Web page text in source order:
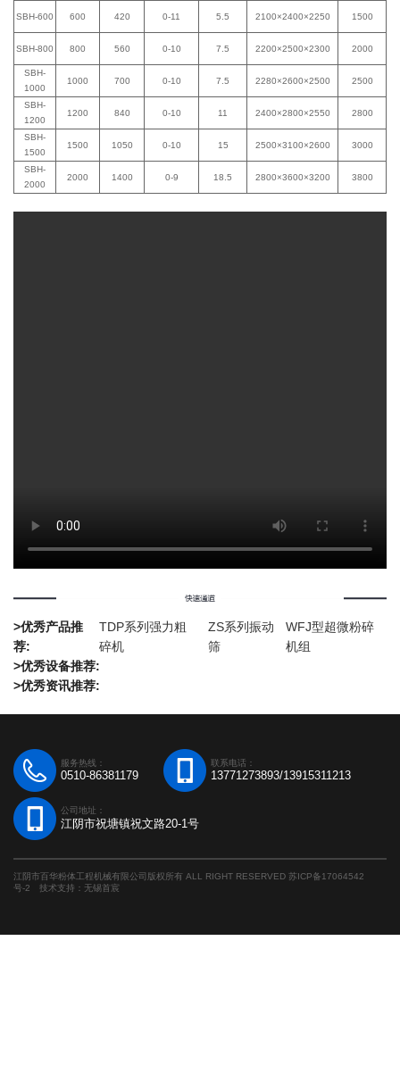
SBH-600 600 420 0-11 5.5 2100×2400×2250 1500
SBH-800 800 560 0-10 7.5 2200×2500×2300 2000
SBH-
1000
1000 700 0-10 7.5 2280×2600×2500 2500
SBH-
1200
1200 840 0-10 11 2400×2800×2550 2800
SBH-
1500
1500 1050 0-10 15 2500×3100×2600 3000
SBH-
2000
2000 1400 0-9 18.5 2800×3600×3200 3800
>优秀产品推
荐:
TDP系列强力粗
碎机
ZS系列振动
筛
WFJ型超微粉碎
机组
>优秀设备推荐:
>优秀资讯推荐:
服务热线：
0510-86381179
联系电话：
13771273893/13915311213
公司地址：
江阴市祝塘镇祝文路20-1号
江阴市百华粉体工程机械有限公司版权所有 ALL RIGHT RESERVED 苏ICP备17064542
号-2 技术支持： 无锡首宸